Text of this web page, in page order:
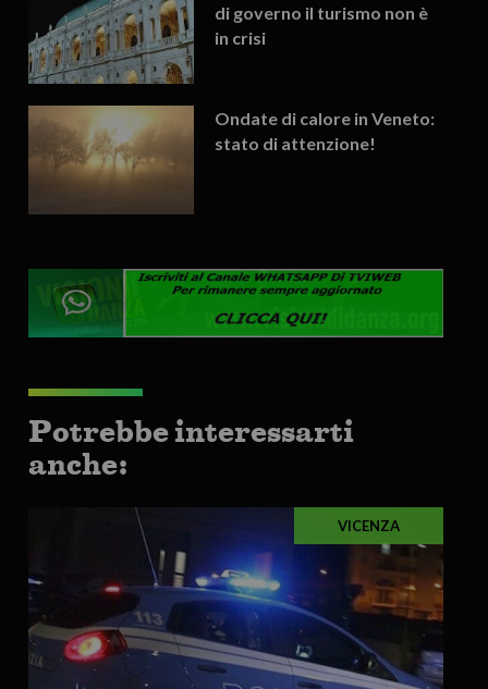
di governo il turismo non è
in crisi
Ondate di calore in Veneto:
stato di attenzione!
Potrebbe interessarti
anche:
VICENZA